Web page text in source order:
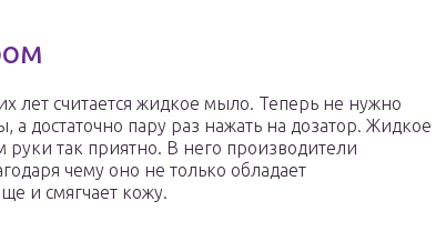
лет считается жидкое мыло. Теперь не нужно
достаточно пару раз нажать на дозатор. Жидкое
так приятно. В него производители
чему оно не только обладает
и смягчает кожу.